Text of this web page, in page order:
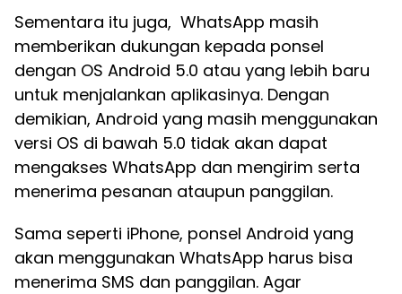
Sementara itu juga, WhatsApp masih
memberikan dukungan kepada ponsel
dengan OS Android 5.0 atau yang lebih baru
untuk menjalankan aplikasinya. Dengan
demikian, Android yang masih menggunakan
versi OS di bawah 5.0 tidak akan dapat
mengakses WhatsApp dan mengirim serta
menerima pesanan ataupun panggilan.
Sama seperti iPhone, ponsel Android yang
akan menggunakan WhatsApp harus bisa
menerima SMS dan panggilan. Agar